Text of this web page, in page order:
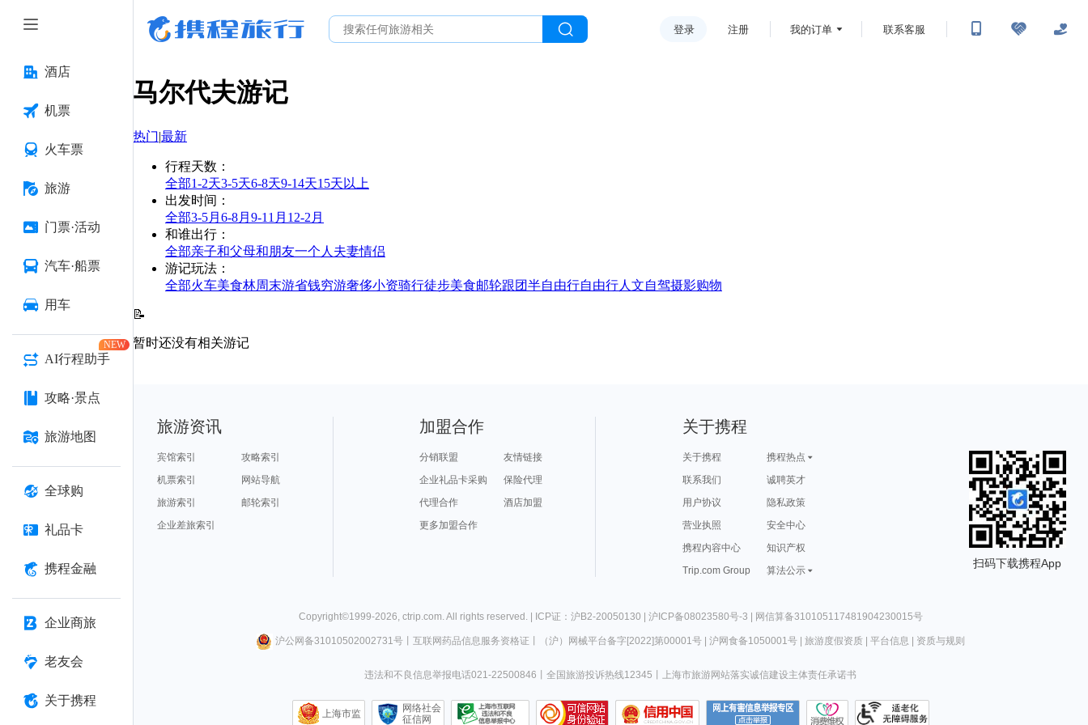
酒店
机票
火车票
旅游
门票·活动
汽车·船票
用车
AI行程助手
NEW
攻略·景点
旅游地图
全球购
礼品卡
携程金融
企业商旅
老友会
关于携程
登录 注册 我的订单 联系客服
马尔代夫游记
热门|最新
行程天数 ：
全部1-2天3-5天6-8天9-14天15天以上
出发时间 ：
全部3-5月 6-8月 9-11月 12-2月
和谁出行 ：
全部亲子和父母和朋友一个人 夫妻情侣
游记玩法 ：
全部火车美食林周末游省钱穷游奢侈小资骑行徒步美食邮轮跟团半自由行自由行人文自驾摄影购物
📝
暂时还没有相关游记
旅游资讯
宾馆索引
攻略索引
机票索引
网站导航
旅游索引
邮轮索引
企业差旅索引
加盟合作
分销联盟
友情链接
企业礼品卡采购
保险代理
代理合作
酒店加盟
更多加盟合作
关于携程
关于携程
携程热点
联系我们
诚聘英才
用户协议
隐私政策
营业执照
安全中心
携程内容中心
知识产权
Trip.com Group
算法公示
扫码下载携程App
Copyright©1999-2026, ctrip.com. All rights reserved. | ICP证：沪B2-20050130 | 沪ICP备08023580号-3 | 网信算备310105117481904230015号
沪公网备31010502002731号丨 互联网药品信息服务资格证 （沪）网械平台备字[2022]第00001号| 沪网食备1050001号| 旅游度假资质| 平台信息 资质与规则
违法和不良信息举报电话021-22500846 全国旅游投诉热线12345 上海市旅游网站落实诚信建设主体责任承诺书
上海市监
网络社会
征信网